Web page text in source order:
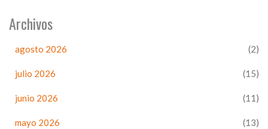
Archivos
agosto 2026 (2)
julio 2026 (15)
junio 2026 (11)
mayo 2026 (13)